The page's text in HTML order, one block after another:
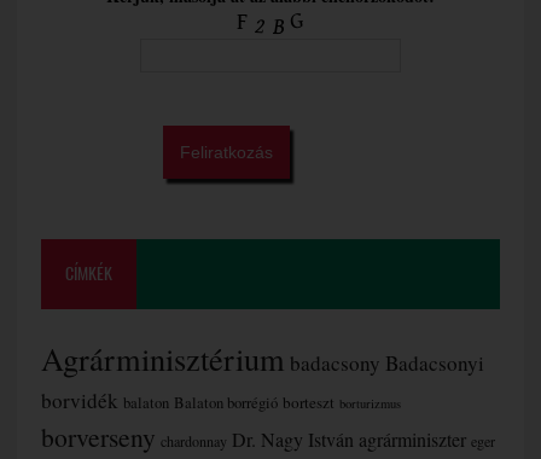
CÍMKÉK
Agrárminisztérium badacsony Badacsonyi
borvidék balaton Balaton borrégió borteszt borturizmus
borverseny chardonnay Dr. Nagy István agrárminiszter eger